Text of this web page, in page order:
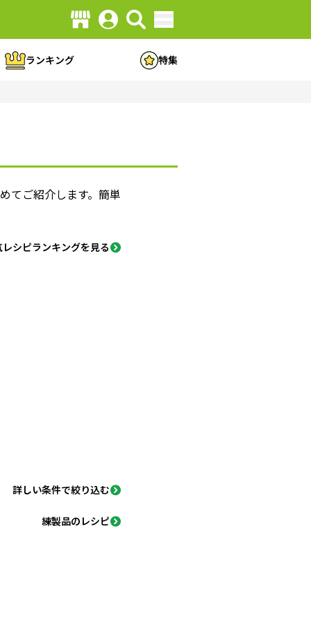
ランキング 特集
てご紹介します。簡単
シピランキングを見る
詳しい条件で絞り込む
練製品のレシピ